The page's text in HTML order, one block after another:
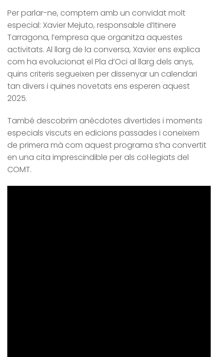
Per parlar-ne, comptem amb un convidat molt
especial: Xavier Mejuto, responsable d’Itinere
Tarragona, l’empresa que organitza aquestes
activitats. Al llarg de la conversa, Xavier ens explica
com ha evolucionat el Pla d’Oci al llarg dels anys,
quins criteris segueixen per dissenyar un calendari
tan divers i quines novetats ens esperen aquest
2025.
També descobrim anècdotes divertides i moments
especials viscuts en edicions passades i coneixem
de primera mà com aquest programa s’ha convertit
en una cita imprescindible per als col·legiats del
COMT.